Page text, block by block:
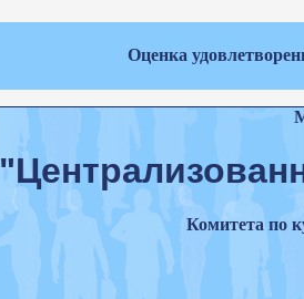
Оценка
Комитета по